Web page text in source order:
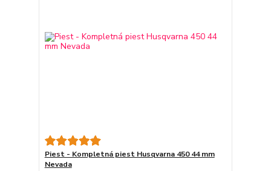
Piest - Kompletná piest Husqvarna 450 44 mm
Nevada